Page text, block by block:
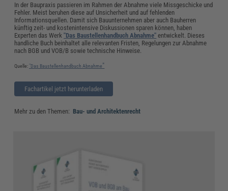
In der Baupraxis passieren im Rahmen der Abnahme viele Missgeschicke und
Fehler. Meist beruhen diese auf Unsicherheit und auf fehlenden
Informationsquellen. Damit sich Bauunternehmen aber auch Bauherren
künftig zeit- und kostenintensive Diskussionen sparen können, haben
Experten das Werk"Das Baustellenhandbuch Abnahme" entwickelt. Dieses
handliche Buch beinhaltet alle relevanten Fristen, Regelungen zur Abnahme
nach BGB und VOB/B sowie technische Hinweise.
Quelle: "Das Baustellenhandbuch Abnahme"
Fachartikel jetzt herunterladen
Mehr zu den Themen: Bau- und Architektenrecht